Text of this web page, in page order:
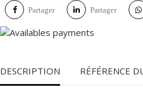
Partager Partager
DESCRIPTION RÉFÉRENCE